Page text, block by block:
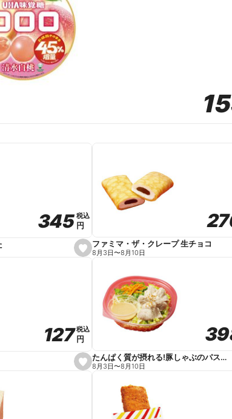
s
e
e
345
345税込
税込
円
円
ファミマ・ザ・クレープ 生チョコ
8月3日〜8月10日
s
e
127
127税込
税込
円
円
たんぱく質が摂れる!豚しゃぶのパスタサラダ
8月3日〜8月10日